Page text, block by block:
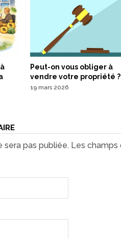
Peut-on vous obliger à
vendre votre propriété ?
19 mars 2026
sera pas publiée. Les